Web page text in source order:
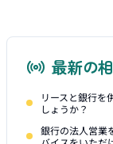
最新の
リースと銀行を
しょうか？
銀行の法人営業